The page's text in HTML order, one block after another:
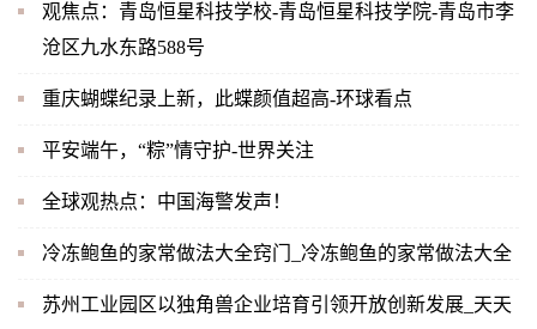
观焦点：青岛恒星科技学校-青岛恒星科技学院-青岛市李
沧区九水东路588号
重庆蝴蝶纪录上新，此蝶颜值超高-环球看点
平安端午，“粽”情守护-世界关注
全球观热点：中国海警发声！
冷冻鲍鱼的家常做法大全窍门_冷冻鲍鱼的家常做法大全
苏州工业园区以独角兽企业培育引领开放创新发展_天天